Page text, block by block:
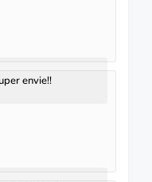
envie!!